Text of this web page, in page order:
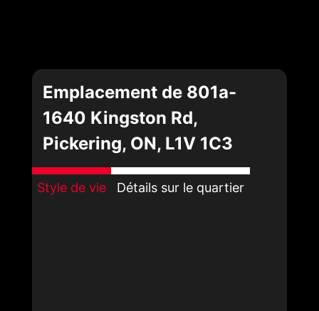
Emplacement de 801a-
1640 Kingston Rd,
Pickering, ON, L1V 1C3
Style de vie Détails sur le quartier